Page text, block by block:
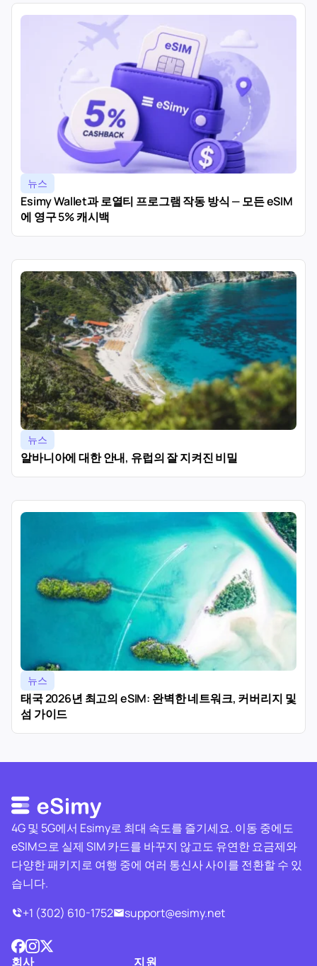
뉴스
Esimy Wallet과 로열티 프로그램 작동 방식 — 모든 eSIM
에 영구 5% 캐시백
뉴스
알바니아에 대한 안내, 유럽의 잘 지켜진 비밀
뉴스
태국 2026년 최고의 eSIM: 완벽한 네트워크, 커버리지 및
섬 가이드
4G 및 5G에서 Esimy로 최대 속도를 즐기세요. 이동 중에도
eSIM으로 실제 SIM 카드를 바꾸지 않고도 유연한 요금제와
다양한 패키지로 여행 중에 여러 통신사 사이를 전환할 수 있
습니다.
+1 (302) 610-1752
support@esimy.net
회사 지원